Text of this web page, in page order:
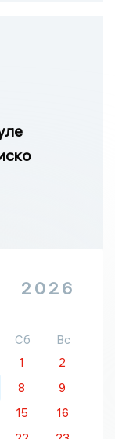
2026
Сб
Вс
1
2
8
9
15
16